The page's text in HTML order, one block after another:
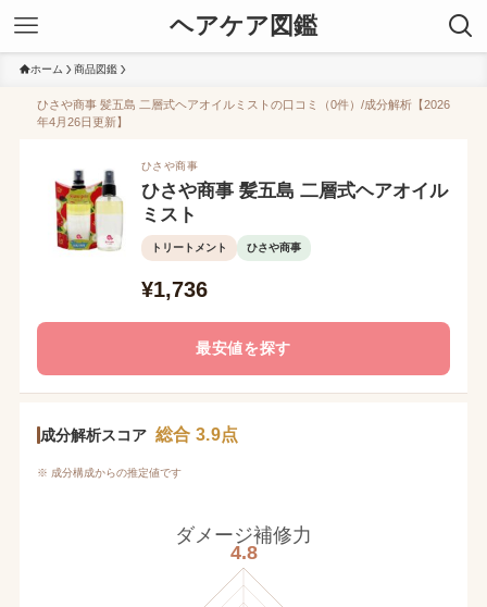
ヘアケア図鑑
ホーム 商品図鑑
ひさや商事 髪五島 二層式ヘアオイルミストの口コミ（0件）/成分解析【2026
年4月26日更新】
ひさや商事
ひさや商事 髪五島 二層式ヘアオイル
ミスト
トリートメント ひさや商事
¥1,736
最安値を探す
成分解析スコア 総合 3.9点
※ 成分構成からの推定値です
ダメージ補修力
4.8